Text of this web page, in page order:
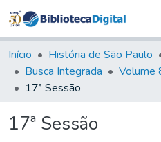
&
Tudo
Início História de São Paulo
Busca Integrada
17ª Sessão
17ª Sessão